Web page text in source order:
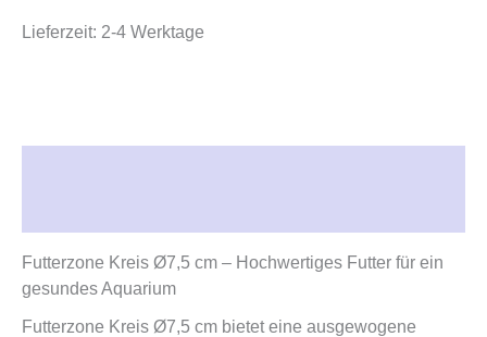
Lieferzeit: 2-4 Werktage
Futterzone Kreis Ø7,5 cm – Hochwertiges Futter für ein
gesundes Aquarium
Futterzone Kreis Ø7,5 cm bietet eine ausgewogene